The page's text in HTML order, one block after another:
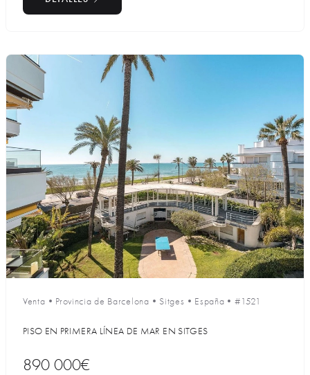
Venta • Provincia de Barcelona • Sitges • España •#1521
PISO EN PRIMERA LÍNEA DE MAR EN SITGES
890 000€